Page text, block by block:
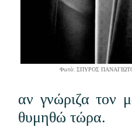
Φωτό: ΣΠΥΡΟΣ
αν γνώριζα τον
θυμηθώ τώρα.